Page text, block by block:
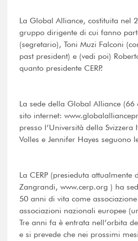
La Global Alliance, costituita nel
gruppo dirigente di cui fanno
(segretario), Toni Muzi Falconi
past president) e (vedi poi)
quanto presidente CERP.
La sede della Global Alliance (66
sito internet:
presso l’Università della Svizzera
Volles e Jennifer Hayes seguono
La CERP (presieduta attualmente
Zangrandi, www.cerp.org ) ha
50 anni di vita come
associazioni nazionali europee
Tre anni fa è entrata nell’orbita
e si prevede che nei prossimi